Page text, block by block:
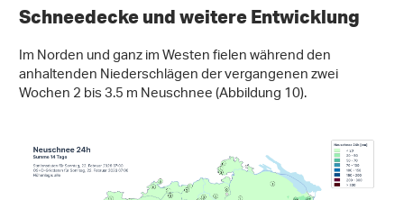
Schneedecke und weitere Entwicklung
Im Norden und ganz im Westen fielen während den
anhaltenden Niederschlägen der vergangenen zwei
Wochen 2 bis 3.5 m Neuschnee (Abbildung 10).